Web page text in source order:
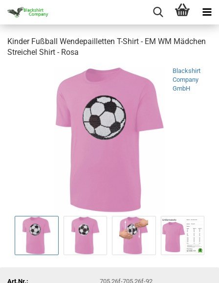
Kinder Fußball Wendepailletten T-Shirt - EM WM Mädchen
Streichel Shirt - Rosa
Blackshirt
Company
GmbH
Art.Nr.:
705.26f-705.26f-92